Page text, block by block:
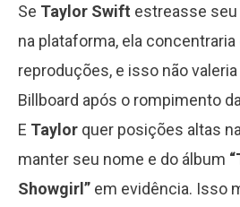
Se Taylor Swift estreasse
na plataforma, ela
reproduções, e isso não valeria
Billboard após o rompimento
E Taylor quer posições altas
manter seu nome e do álbum
Showgirl” em evidência. Isso